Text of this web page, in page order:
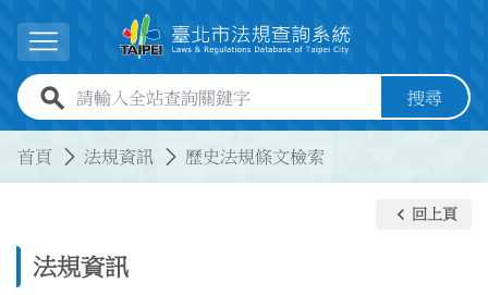
展開選單
全站查詢關鍵字欄位 搜尋
首頁 法規資訊 歷史法規條文檢索
法規資訊
keyboard_arrow_left 回上頁